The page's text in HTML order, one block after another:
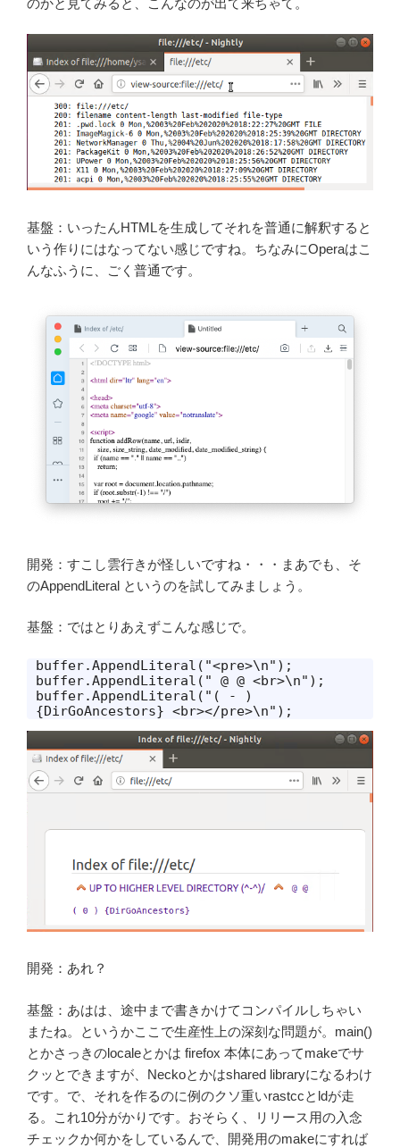
基盤：いったんHTMLを生成してそれを普通に解釈すると
いう作りにはなってない感じですね。ちなみにOperaはこ
んなふうに、ごく普通です。
開発：すこし雲行きが怪しいですね・・・まあでも、そ
のAppendLiteral というのを試してみましょう。
基盤：ではとりあえずこんな感じで。
buffer.AppendLiteral("<pre>\n");
buffer.AppendLiteral(" @ @ <br>\n");
buffer.AppendLiteral("( - )
{DirGoAncestors} <br></pre>\n");
開発：あれ？
基盤：あはは、途中まで書きかけてコンパイルしちゃい
またね。というかここで生産性上の深刻な問題が。main()
とかさっきのlocaleとかは firefox 本体にあってmakeでサ
クッとできますが、Neckoとかはshared libraryになるわけ
です。で、それを作るのに例のクソ重いrastccとldが走
る。これ10分がかりです。おそらく、リリース用の入念
チェックか何かをしているんで、開発用のmakeにすれば